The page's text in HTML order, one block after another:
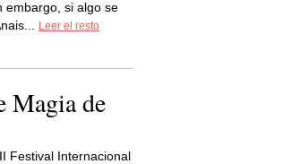
embargo, si algo se
Leer el resto
Magia de
Festival Internacional